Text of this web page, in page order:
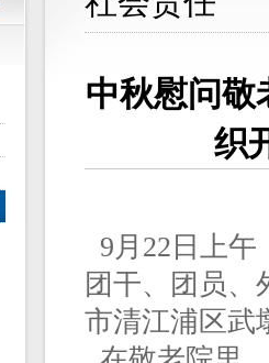
中秋慰问
织
9月22日上
团干、团员、
市清江浦区武